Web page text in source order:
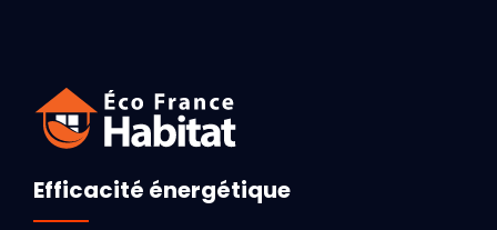
Efficacité énergétique